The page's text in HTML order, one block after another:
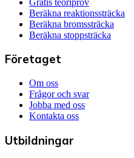
Beräkna reaktionssträcka
Beräkna bromssträcka
Beräkna stoppsträcka
Företaget
Om oss
Frågor och svar
Jobba med oss
Kontakta oss
Utbildningar